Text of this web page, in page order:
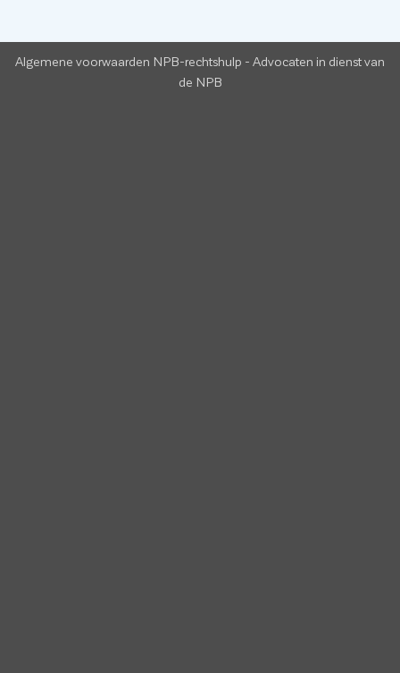
Algemene voorwaarden NPB-rechtshulp - Advocaten in dienst van
de NPB